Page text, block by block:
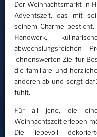
Der Weihnachtsmarkt in
Adventszeit, das mit
seinem Charme besticht.
Handwerk,
abwechslungsreichen
lohnenswerten Ziel für
die familiäre und
anderen ab und sorgt
fühlt.
Für all jene, die eine
Weihnachtszeit erleben
Die liebevoll